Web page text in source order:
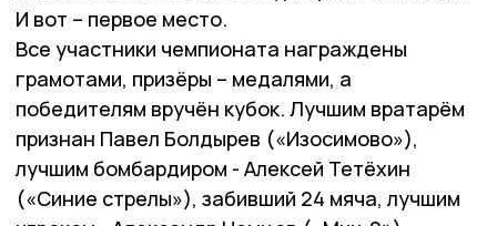
И вот – первое место.
Все участники чемпионата награждены
грамотами, призёры – медалями, а
победителям вручён кубок. Лучшим вратарём
признан Павел Болдырев («Изосимово»),
лучшим бомбардиром - Алексей Тетёхин
(«Синие стрелы»), забивший 24 мяча, лучшим